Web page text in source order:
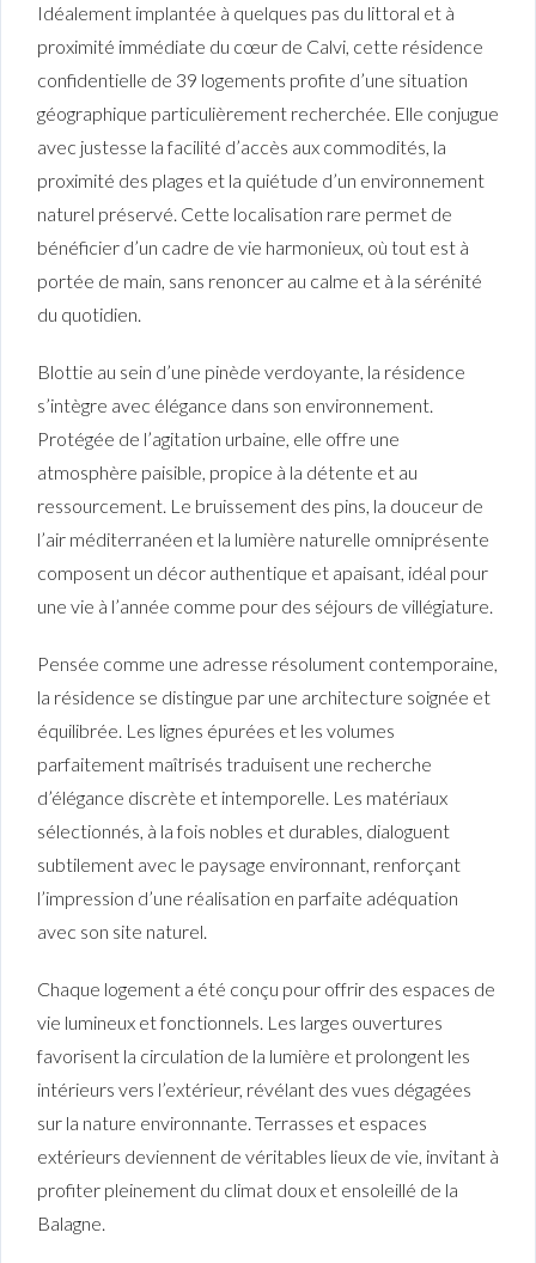
Idéalement implantée à quelques pas du littoral et à
proximité immédiate du cœur de Calvi, cette résidence
confidentielle de 39 logements profite d’une situation
géographique particulièrement recherchée. Elle conjugue
avec justesse la facilité d’accès aux commodités, la
proximité des plages et la quiétude d’un environnement
naturel préservé. Cette localisation rare permet de
bénéficier d’un cadre de vie harmonieux, où tout est à
portée de main, sans renoncer au calme et à la sérénité
du quotidien.
Blottie au sein d’une pinède verdoyante, la résidence
s’intègre avec élégance dans son environnement.
Protégée de l’agitation urbaine, elle offre une
atmosphère paisible, propice à la détente et au
ressourcement. Le bruissement des pins, la douceur de
l’air méditerranéen et la lumière naturelle omniprésente
composent un décor authentique et apaisant, idéal pour
une vie à l’année comme pour des séjours de villégiature.
Pensée comme une adresse résolument contemporaine,
la résidence se distingue par une architecture soignée et
équilibrée. Les lignes épurées et les volumes
parfaitement maîtrisés traduisent une recherche
d’élégance discrète et intemporelle. Les matériaux
sélectionnés, à la fois nobles et durables, dialoguent
subtilement avec le paysage environnant, renforçant
l’impression d’une réalisation en parfaite adéquation
avec son site naturel.
Chaque logement a été conçu pour offrir des espaces de
vie lumineux et fonctionnels. Les larges ouvertures
favorisent la circulation de la lumière et prolongent les
intérieurs vers l’extérieur, révélant des vues dégagées
sur la nature environnante. Terrasses et espaces
extérieurs deviennent de véritables lieux de vie, invitant à
profiter pleinement du climat doux et ensoleillé de la
Balagne.